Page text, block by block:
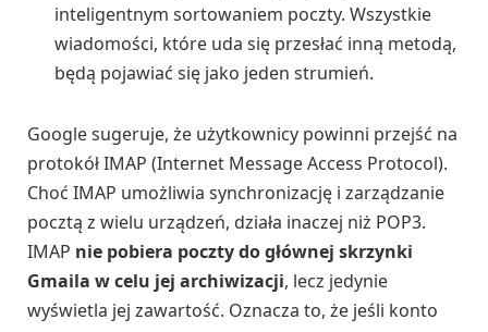
inteligentnym sortowaniem poczty. Wszystkie
wiadomości, które uda się przesłać inną metodą,
będą pojawiać się jako jeden strumień.
Google sugeruje, że użytkownicy powinni przejść na
protokół IMAP (Internet Message Access Protocol).
Choć IMAP umożliwia synchronizację i zarządzanie
pocztą z wielu urządzeń, działa inaczej niż POP3.
IMAP nie pobiera poczty do głównej skrzynki
Gmaila w celu jej archiwizacji, lecz jedynie
wyświetla jej zawartość. Oznacza to, że jeśli konto